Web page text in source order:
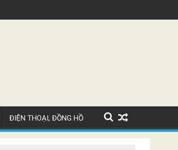
giá 82 tỷ
ĐIỆN THOẠI, ĐỒNG HỒ